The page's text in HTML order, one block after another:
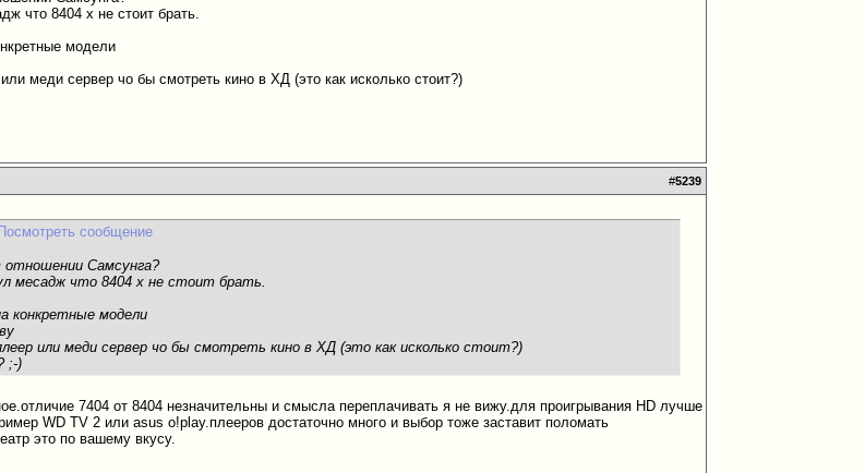
что 8404 х не стоит брать.
модели
меди сервер чо бы смотреть кино в ХД (это как исколько стоит?)
#5239
отношении Самсунга?
месадж что 8404 х не стоит брать.
конкретные модели
или меди сервер чо бы смотреть кино в ХД (это как исколько стоит?)
;-)
7404 от 8404 незначительны и смысла переплачивать я не вижу.для проигрывания HD лучше
WD TV 2 или asus o!play.плееров достаточно много и выбор тоже заставит поломать
это по вашему вкусу.